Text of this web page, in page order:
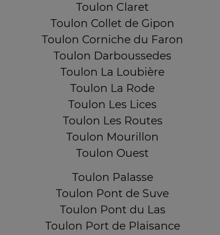
Toulon Claret
Toulon Collet de Gipon
Toulon Corniche du Faron
Toulon Darboussedes
Toulon La Loubière
Toulon La Rode
Toulon Les Lices
Toulon Les Routes
Toulon Mourillon
Toulon Ouest
Toulon Palasse
Toulon Pont de Suve
Toulon Pont du Las
Toulon Port de Plaisance